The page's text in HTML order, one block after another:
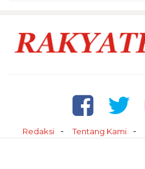
Redaksi Tentang Kami